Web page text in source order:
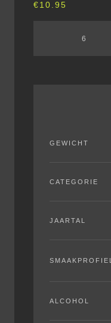
€ 10.95
GEWICHT
CATEGORIE
JAARTAL
SMAAKPROFIEL
ALCOHOL